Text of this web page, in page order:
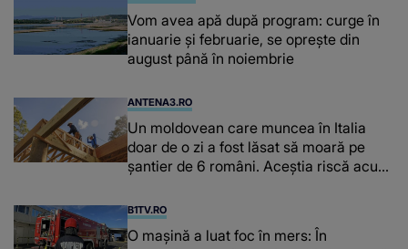
Vom avea apă după program: curge în
ianuarie și februarie, se oprește din
august până în noiembrie
ANTENA3.RO
Un moldovean care muncea în Italia
doar de o zi a fost lăsat să moară pe
şantier de 6 români. Aceștia riscă acum
B1TV.RO
O maşină a luat foc în mers: În